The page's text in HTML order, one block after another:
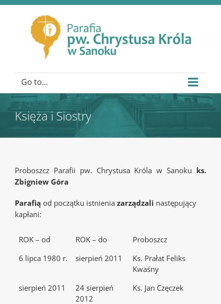
Go to...
Księża i Siostry
Proboszcz Parafii pw. Chrystusa Króla w Sanoku ks.
Zbigniew Góra
Parafią od początku istnienia zarządzali następujący
kapłani:
ROK – od ROK – do
Proboszcz
6 lipca 1980 r.
sierpień 2011
Ks. Prałat Feliks
Kwaśny
sierpień 2011
24 sierpień
2012
Ks. Jan Częczek